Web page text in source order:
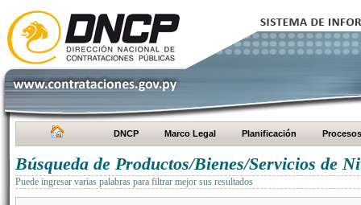
DNCP Marco Legal Planificación Procesos
Búsqueda de Productos/Bienes/Servicios de
Puede ingresar varias palabras para filtrar mejor sus resultados